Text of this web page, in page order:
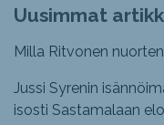
Uusimmat
Milla Ritvonen
Jussi Syrenin
isosti Sastamalaan